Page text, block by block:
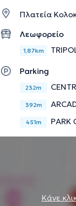
Πλατεία
Λεωφορείο
1,87km
Parking
232m
392m
451m PARK
Κάνε